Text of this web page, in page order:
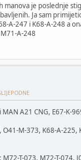
manova je poslednje
Ja sam
A-247 i K68-A-248 a
A-248
A21 CNG, E67-K-
M-373, K68-A-225,
T-073, M72-T-074,